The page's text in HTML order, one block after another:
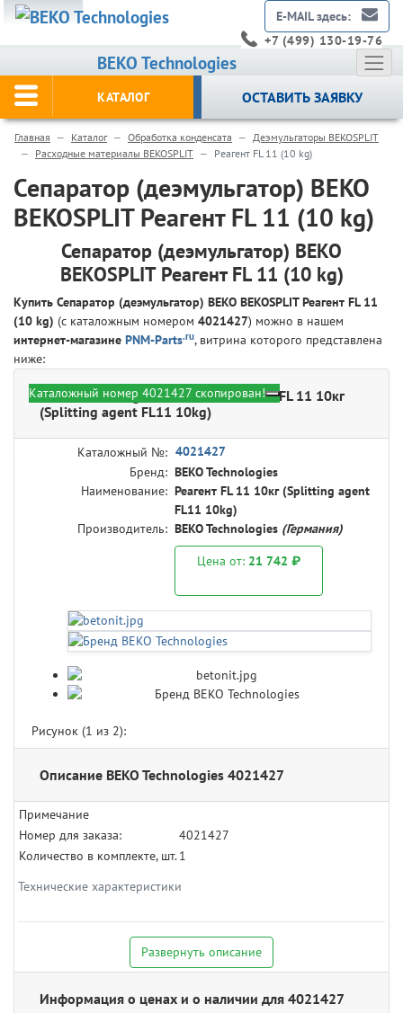
BEKO Technologies
E-MAIL здесь:
+7 (499) 130-19-76
КАТАЛОГ ОСТАВИТЬ ЗАЯВКУ
Главная Каталог Обработка конденсата
Деэмульгаторы BEKOSPLIT
Расходные материалы BEKOSPLIT
Реагент FL 11 (10 kg)
Сепаратор (деэмульгатор) BEKO
BEKOSPLIT Реагент FL 11 (10 kg)
Сепаратор (деэмульгатор) BEKO
BEKOSPLIT Реагент FL 11 (10 kg)
Купить Сепаратор (деэмульгатор) BEKO BEKOSPLIT Реагент FL 11
(10 kg) (с каталожным номером 4021427) можно в нашем
интернет-магазине PNM-Parts.ru, витрина которого представлена
ниже:
BEKO Technologies 4021427 - Реагент FL 11 10кг
(Splitting agent FL11 10kg)
Каталожный №: 4021427
Бренд: BEKO Technologies
Наименование: Реагент FL 11 10кг (Splitting agent
FL11 10kg)
Производитель: BEKO Technologies (Германия)
Цена от: 21 742 ₽
Рисунок (1 из 2):
Каталожный номер 4021427 скопирован!
Описание BEKO Technologies 4021427
Технические характеристики
Примечание
Номер для заказа:
4021427
Количество в комплекте, шт.1
Развернуть описание
Информация о ценах и о наличии для 4021427